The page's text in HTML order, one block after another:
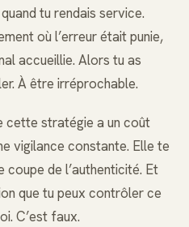
tu rendais service.
où l’erreur était punie,
accueillie. Alors tu as
À être irréprochable.
cette stratégie a un coût
vigilance constante. Elle te
de l’authenticité. Et
que tu peux contrôler ce
C’est faux.